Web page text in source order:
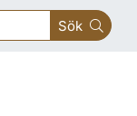
Sök